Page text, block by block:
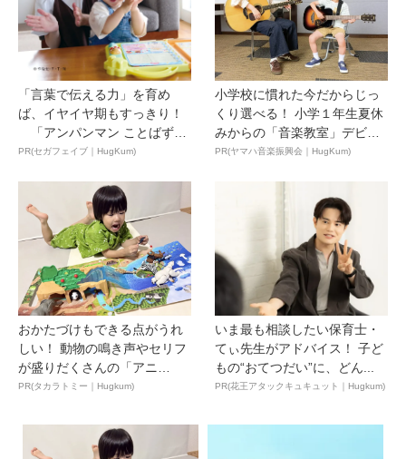
「言葉で伝える力」を育め
ば、イヤイヤ期もすっきり！
「アンパンマン ことばずか
ん...
PR(セガフェイブ｜HugKum)
小学校に慣れた今だからじっ
くり選べる！ 小学１年生夏休
みからの「音楽教室」デビ
ュ...
PR(ヤマハ音楽振興会｜HugKum)
おかたづけもできる点がうれ
しい！ 動物の鳴き声やセリフ
が盛りだくさんの「アニ
ア ...
PR(タカラトミー｜Hugkum)
いま最も相談したい保育士・
てぃ先生がアドバイス！ 子ど
もの“おてつだい”に、どん...
PR(花王アタックキュキュット｜Hugkum)